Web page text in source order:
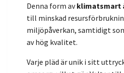
Denna form avklimatsmart
till minskad
miljöpåverkan, samtidigt
av hög kvalitet.
Varje pläd är unik i sitt